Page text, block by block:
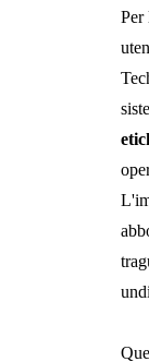
Per